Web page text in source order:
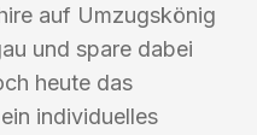
auf Umzugskönig
und spare dabei
heute das
individuelles